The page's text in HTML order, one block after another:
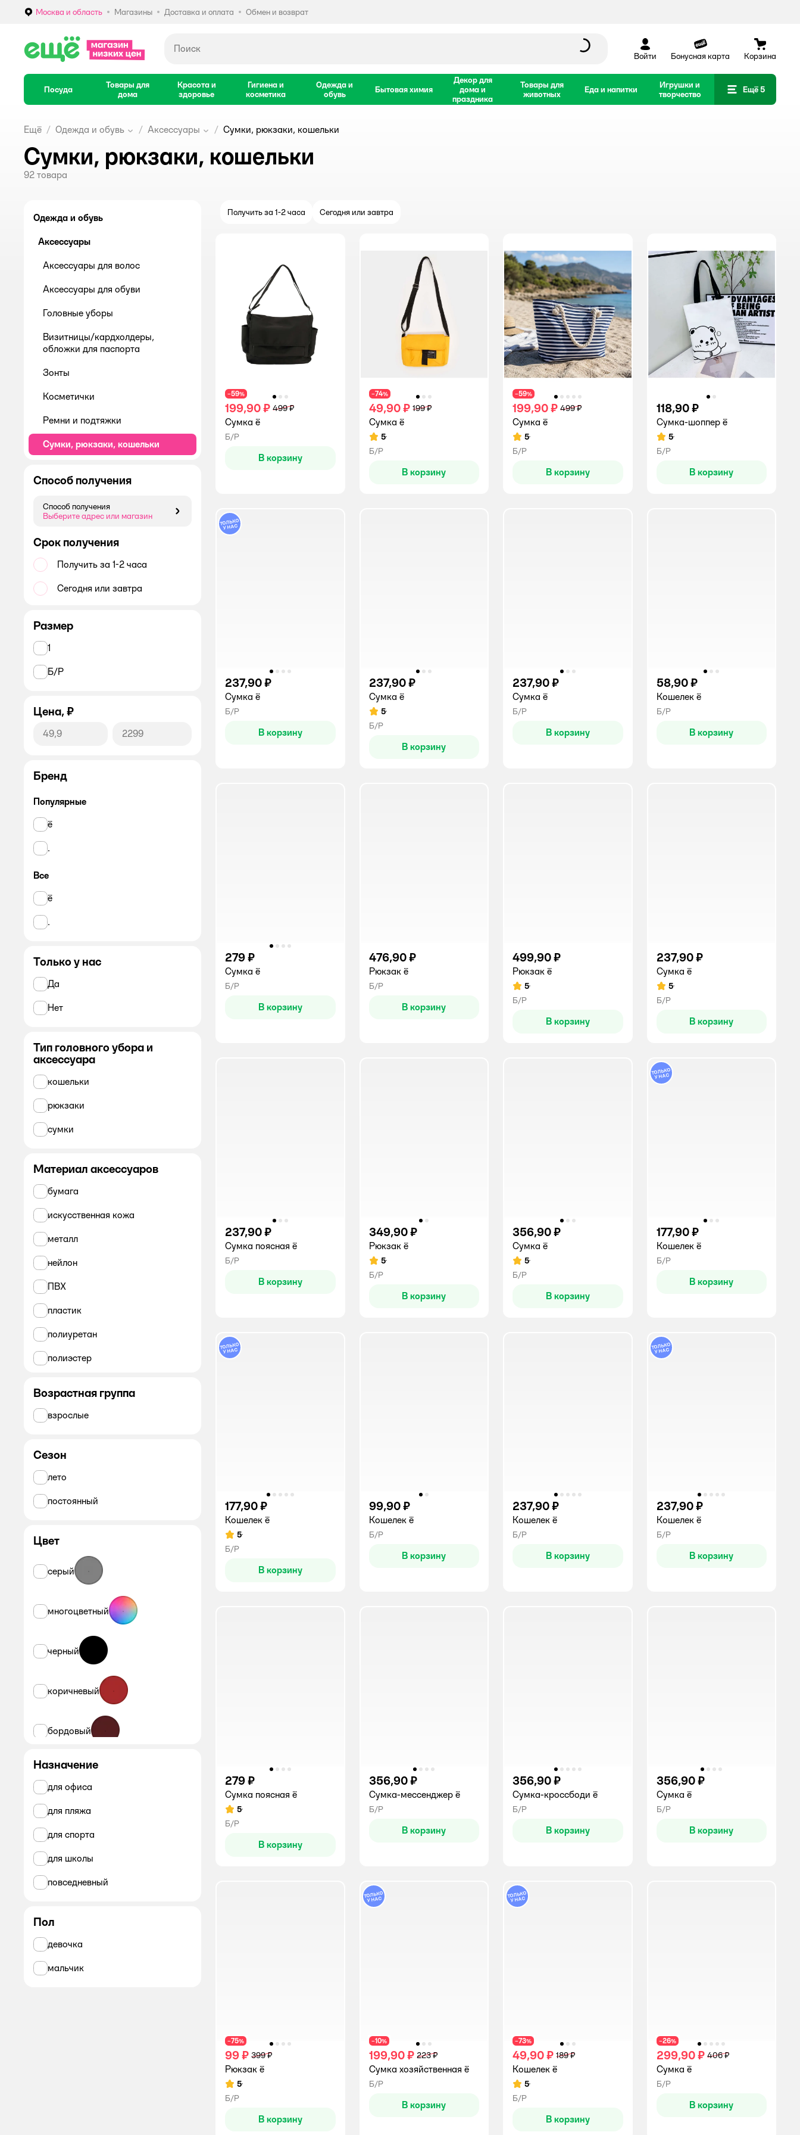
Выбор адреса доставки.
Москва и область Магазины Доставка и оплата Обмен и возврат
Войти Бонусная карта Корзина
Посуда
Товары для
дома
Красота и
здоровье
Гигиена и
косметика
Одежда и
обувь
Бытовая химия
Декор для
дома и
праздника
Товары для
животных
Еда и напитки
Игрушки и
творчество
Ещё 5
Ещё Одежда и обувь Аксессуары Сумки, рюкзаки, кошельки
Сумки, рюкзаки, кошельки
92 товара
Получить за 1-2 часа Сегодня или завтра
−59%
199,90 ₽ 499 ₽
Сумка ё
Б/Р
В корзину
−74%
49,90 ₽ 199 ₽
Сумка ё
Рейтинг:
5
Б/Р
В корзину
−59%
199,90 ₽ 499 ₽
Сумка ё
Рейтинг:
5
Б/Р
В корзину
118,90 ₽
Cумка-шоппер ё
Рейтинг:
5
Б/Р
В корзину
237,90 ₽
Сумка ё
Б/Р
В корзину
237,90 ₽
Сумка ё
Рейтинг:
5
Б/Р
В корзину
237,90 ₽
Сумка ё
Б/Р
В корзину
58,90 ₽
Кошелек ё
Б/Р
В корзину
279 ₽
Сумка ё
Б/Р
В корзину
476,90 ₽
Рюкзак ё
Б/Р
В корзину
499,90 ₽
Рюкзак ё
Рейтинг:
5
Б/Р
В корзину
237,90 ₽
Сумка ё
Рейтинг:
5
Б/Р
В корзину
237,90 ₽
Сумка поясная ё
Б/Р
В корзину
349,90 ₽
Рюкзак ё
Рейтинг:
5
Б/Р
В корзину
356,90 ₽
Сумка ё
Рейтинг:
5
Б/Р
В корзину
177,90 ₽
Кошелек ё
Б/Р
В корзину
177,90 ₽
Кошелек ё
Рейтинг:
5
Б/Р
В корзину
99,90 ₽
Кошелек ё
Б/Р
В корзину
237,90 ₽
Кошелек ё
Б/Р
В корзину
237,90 ₽
Кошелек ё
Б/Р
В корзину
279 ₽
Сумка поясная ё
Рейтинг:
5
Б/Р
В корзину
356,90 ₽
Сумка-мессенджер ё
Б/Р
В корзину
356,90 ₽
Сумка-кроссбоди ё
Б/Р
В корзину
356,90 ₽
Сумка ё
Б/Р
В корзину
−75%
99 ₽ 399 ₽
Рюкзак ё
Рейтинг:
5
Б/Р
В корзину
−10%
199,90 ₽ 223 ₽
Cумка хозяйственная ё
Б/Р
В корзину
−73%
49,90 ₽ 189 ₽
Кошелек ё
Рейтинг:
5
Б/Р
В корзину
−26%
299,90 ₽ 406 ₽
Сумка ё
Б/Р
В корзину
Одежда и обувь
Аксессуары
Аксессуары для волос
Аксессуары для обуви
Головные уборы
Визитницы/кардхолдеры,
обложки для паспорта
Зонты
Косметички
Ремни и подтяжки
Сумки, рюкзаки, кошельки
Солнцезащитные очки
Очки для зрения
Платки носовые
Часы наручные
Способ получения
Способ получения
Выберите адрес или магазин
Способ получения
Срок получения
Получить за 1-2 часа
Сегодня или завтра
Размер
1
Б/Р
Цена, ₽
Бренд
Популярные
ё
.
Все
ё
.
Только у нас
Да
Нет
Тип головного убора и
аксессуара
кошельки
рюкзаки
сумки
Материал аксессуаров
бумага
искусственная кожа
металл
нейлон
ПВХ
пластик
полиуретан
полиэстер
Возрастная группа
взрослые
Сезон
лето
постоянный
Цвет
серый
многоцветный
черный
коричневый
бордовый
хаки
Назначение
для офиса
для пляжа
для спорта
для школы
повседневный
Пол
девочка
мальчик